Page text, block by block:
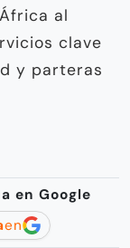
al
clave
y parteras
en Google
en